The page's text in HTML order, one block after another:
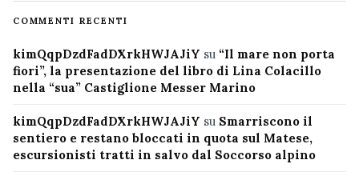
COMMENTI RECENTI
kimQqpDzdFadDXrkHWJAJiY su “Il mare non porta
fiori”, la presentazione del libro di Lina Colacillo
nella “sua” Castiglione Messer Marino
kimQqpDzdFadDXrkHWJAJiY su Smarriscono il
sentiero e restano bloccati in quota sul Matese,
escursionisti tratti in salvo dal Soccorso alpino